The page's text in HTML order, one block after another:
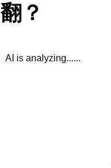
翻？
AI is analyzing...